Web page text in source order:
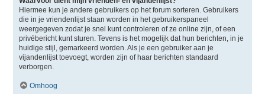
Hiermee kun je andere gebruikers op het forum sorteren. Gebruikers
die in je vriendenlijst staan worden in het gebruikerspaneel
weergegeven zodat je snel kunt controleren of ze online zijn, of een
privébericht kunt sturen. Tevens is het mogelijk dat hun berichten, in je
huidige stijl, gemarkeerd worden. Als je een gebruiker aan je
vijandenlijst toevoegt, worden zijn of haar berichten standaard
verborgen.
Omhoog